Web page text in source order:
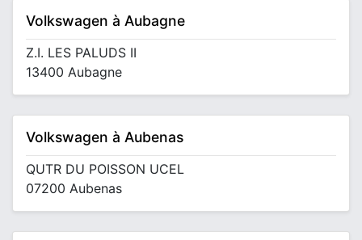
Volkswagen à Aubagne
Z.I. LES PALUDS II
13400 Aubagne
Volkswagen à Aubenas
QUTR DU POISSON UCEL
07200 Aubenas